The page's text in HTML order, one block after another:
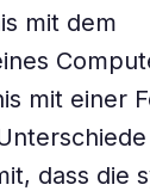
mit dem
mit einer
dass die